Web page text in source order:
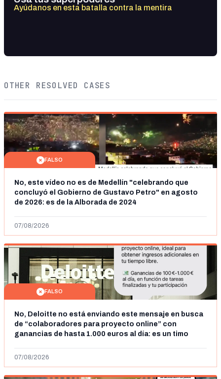
Ayúdanos en esta batalla contra la mentira
OTHER RESOLVED CASES
FALSO
No, este vídeo no es de Medellín "celebrando que
concluyó el Gobierno de Gustavo Petro" en agosto
de 2026: es de la Alborada de 2024
07/08/2026
FALSO
No, Deloitte no está enviando este mensaje en busca
de “colaboradores para proyecto online” con
ganancias de hasta 1.000 euros al día: es un timo
07/08/2026